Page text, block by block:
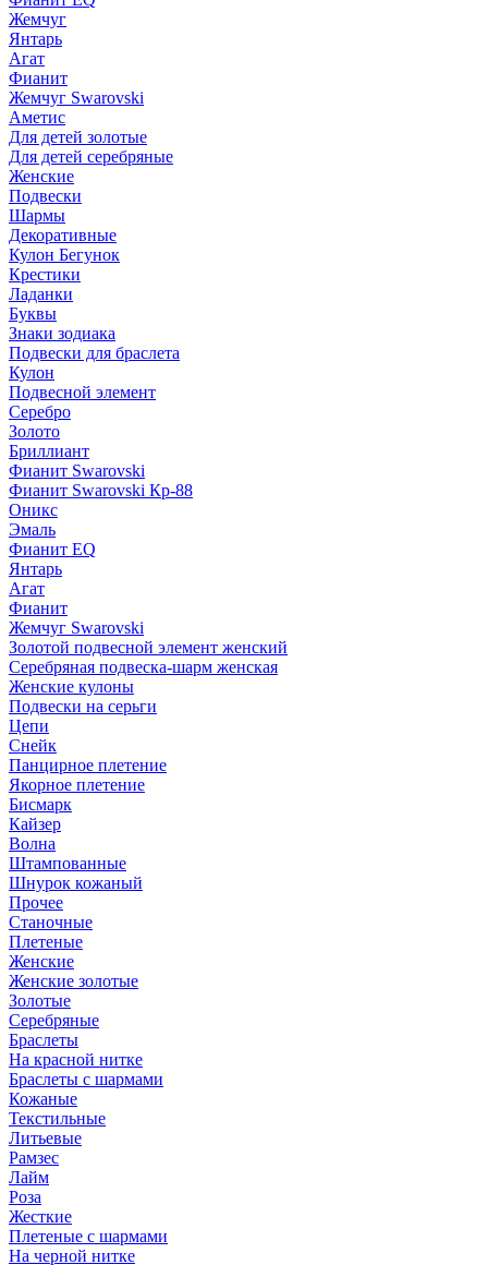
Жемчуг
Янтарь
Агат
Фианит
Жемчуг Swarovski
Аметис
Для детей золотые
Для детей серебряные
Женские
Подвески
Шармы
Декоративные
Кулон Бегунок
Крестики
Ладанки
Буквы
Знаки зодиака
Подвески для браслета
Кулон
Подвесной элемент
Серебро
Золото
Бриллиант
Фианит Swarovski
Фианит Swarovski Кр-88
Оникс
Эмаль
Фианит EQ
Янтарь
Агат
Фианит
Жемчуг Swarovski
Золотой подвесной элемент женcкий
Серебряная подвеска-шарм женская
Женские кулоны
Подвески на серьги
Цепи
Снейк
Панцирное плетение
Якорное плетение
Бисмарк
Кайзер
Волна
Штампованные
Шнурок кожаный
Прочее
Станочные
Плетеные
Женские
Женские золотые
Золотые
Серебряные
Браслеты
На красной нитке
Браслеты с шармами
Кожаные
Текстильные
Литьевые
Рамзес
Лайм
Роза
Жесткие
Плетеные с шармами
На черной нитке